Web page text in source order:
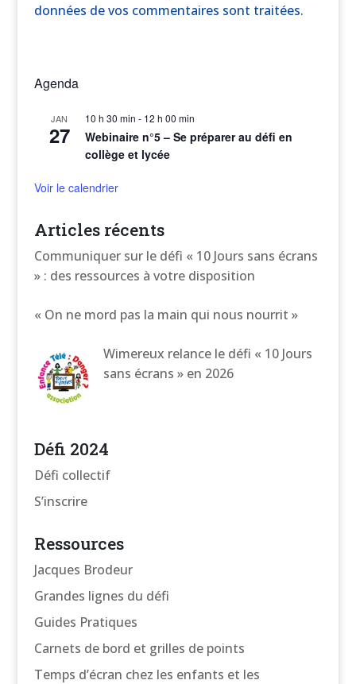
données de vos commentaires sont traitées.
Agenda
JAN
27
10 h 30 min - 12 h 00 min
Webinaire n°5 – Se préparer au défi en
collège et lycée
Voir le calendrier
Articles récents
Communiquer sur le défi « 10 Jours sans écrans
» : des ressources à votre disposition
« On ne mord pas la main qui nous nourrit »
Wimereux relance le défi « 10 Jours
sans écrans » en 2026
Défi 2024
Défi collectif
S’inscrire
Ressources
Jacques Brodeur
Grandes lignes du défi
Guides Pratiques
Carnets de bord et grilles de points
Temps d’écran chez les enfants et les